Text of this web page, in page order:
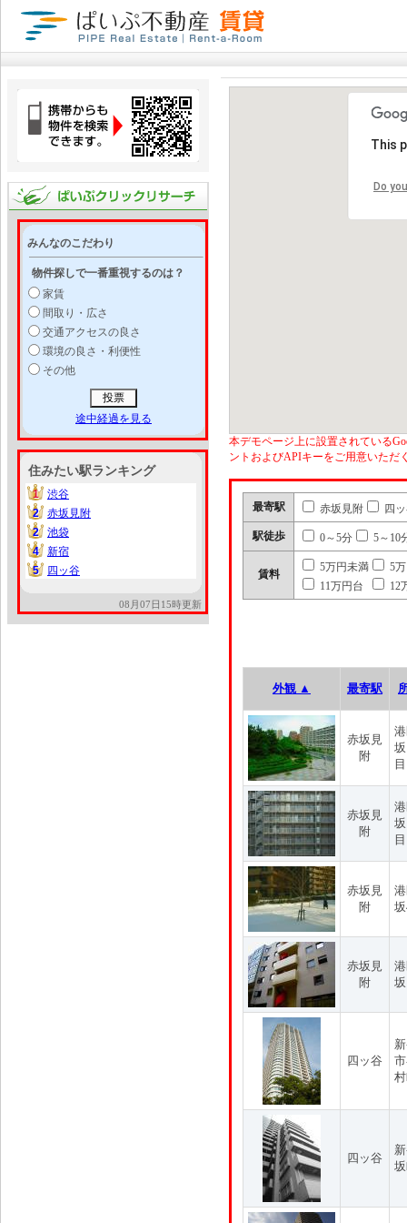
みんなのこだわり
物件探しで一番重視するのは？
家賃
間取り・広さ
交通アクセスの良さ
環境の良さ・利便性
その他
途中経過を見る
住みたい駅ランキング
1
1
渋谷
2
2
赤坂見附
2
2
池袋
4
4
新宿
5
5 四ッ谷
08月07日15時更新
This
Do
本デモページ上に設置されている
ントおよびAPIキーをご用意いただ
最寄駅 赤坂見附 四
駅徒歩 0～5分 5～10
賃料
5万円未満
5
11万円台
12
外観 ▲ 最寄駅
赤坂見
附
目
赤坂見
附
目
赤坂見
附
赤坂見
附
四ッ谷
四ッ谷